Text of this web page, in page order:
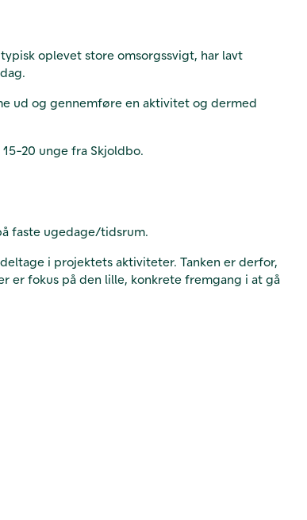
oplevet store omsorgssvigt, har lavt
ud og gennemføre en aktivitet og dermed
20 unge fra Skjoldbo.
faste ugedage/tidsrum.
i projektets aktiviteter. Tanken er derfor,
er fokus på den lille, konkrete fremgang i at gå